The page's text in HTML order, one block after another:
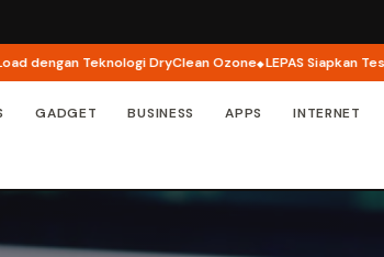
Teknologi DryClean Ozone LEPAS Siapkan Test
GADGET BUSINESS APPS INTERNET